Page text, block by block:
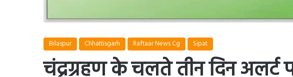
Bilaspur Chhattisgarh Raftaar News Cg Sipat
चंद्रग्रहण के चलते तीन दिन अलर्ट